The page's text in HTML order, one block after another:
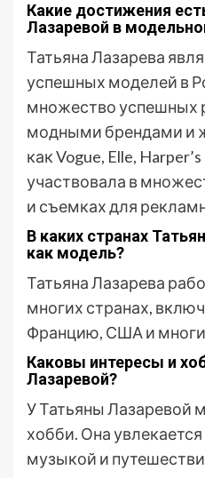
Какие достижения
Лазаревой в
Татьяна Лазарева
успешных моделей в
множество успешных
модными брендами и
как Vogue, Elle,
участвовала в
и съемках для
В каких странах
как модель?
Татьяна Лазарева
многих странах,
Францию, США и
Каковы интересы и
Лазаревой?
У Татьяны Лазаревой
хобби. Она
музыкой и